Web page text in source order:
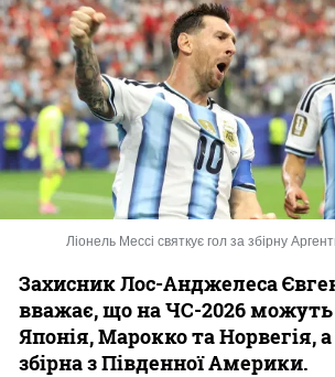
Різне
Букмекери
Казино
Ліонель Мессі святкує гол за збірну
Захисник Лос-Анджелеса
вважає, що на ЧС-2026
Японія, Марокко та Норвегія,
збірна з Південної Америки.